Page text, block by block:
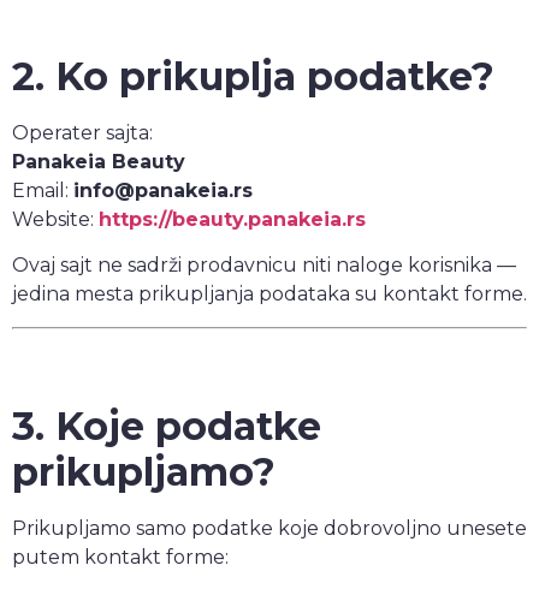
2. Ko prikuplja podatke?
Operater sajta:
Panakeia Beauty
Email: info@panakeia.rs
Website: https://beauty.panakeia.rs
Ovaj sajt ne sadrži prodavnicu niti naloge korisnika —
jedina mesta prikupljanja podataka su kontakt forme.
3. Koje podatke
prikupljamo?
Prikupljamo samo podatke koje dobrovoljno unesete
putem kontakt forme: